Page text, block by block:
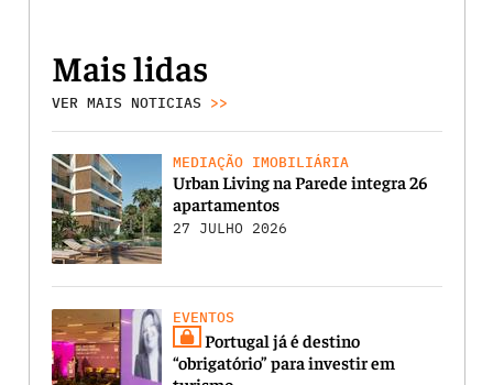
Mais lidas
VER MAIS NOTICIAS >>
MEDIAÇÃO IMOBILIÁRIA
Urban Living na Parede integra 26
apartamentos
27 JULHO 2026
EVENTOS
Portugal já é destino
“obrigatório” para investir em